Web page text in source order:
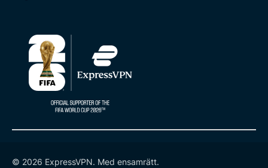
© 2026 ExpressVPN. Med ensamrätt.